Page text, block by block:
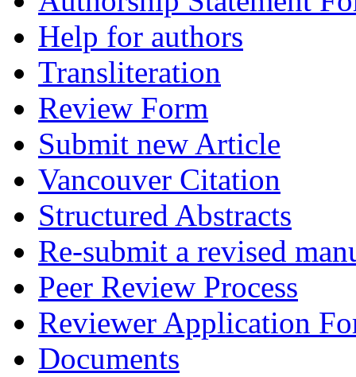
Help for authors
Transliteration
Review Form
Submit new Article
Vancouver Citation
Structured Abstracts
Re-submit a revised
Peer Review Process
Reviewer Application
Documents